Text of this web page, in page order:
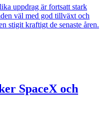
uppdrag är fortsatt stark
väl med god tillväxt och
stigit kraftigt de senaste åren.
SpaceX och